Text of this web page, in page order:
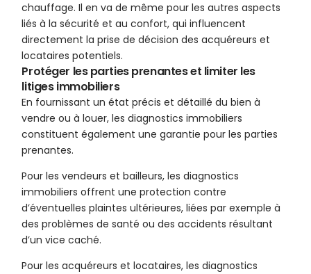
chauffage. Il en va de même pour les autres aspects
liés à la sécurité et au confort, qui influencent
directement la prise de décision des acquéreurs et
locataires potentiels.
Protéger les parties prenantes et limiter les
litiges immobiliers
En fournissant un état précis et détaillé du bien à
vendre ou à louer, les diagnostics immobiliers
constituent également une garantie pour les parties
prenantes.
Pour les vendeurs et bailleurs, les diagnostics
immobiliers offrent une protection contre
d’éventuelles plaintes ultérieures, liées par exemple à
des problèmes de santé ou des accidents résultant
d’un vice caché.
Pour les acquéreurs et locataires, les diagnostics